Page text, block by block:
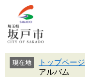
トップページ
アルバム